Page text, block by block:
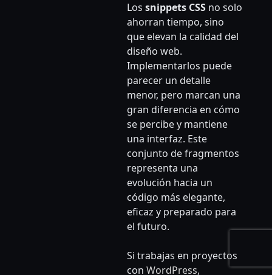
Los snippets CSSno solo
ahorran tiempo, sino
que elevan la calidad del
diseño web.
Implementarlos puede
parecer un detalle
menor, pero marcan una
gran diferencia en cómo
se percibe y mantiene
una interfaz. Este
conjunto de fragmentos
representa una
evolución hacia un
código más elegante,
eficaz y preparado para
el futuro.
Si trabajas en proyectos
con WordPress,